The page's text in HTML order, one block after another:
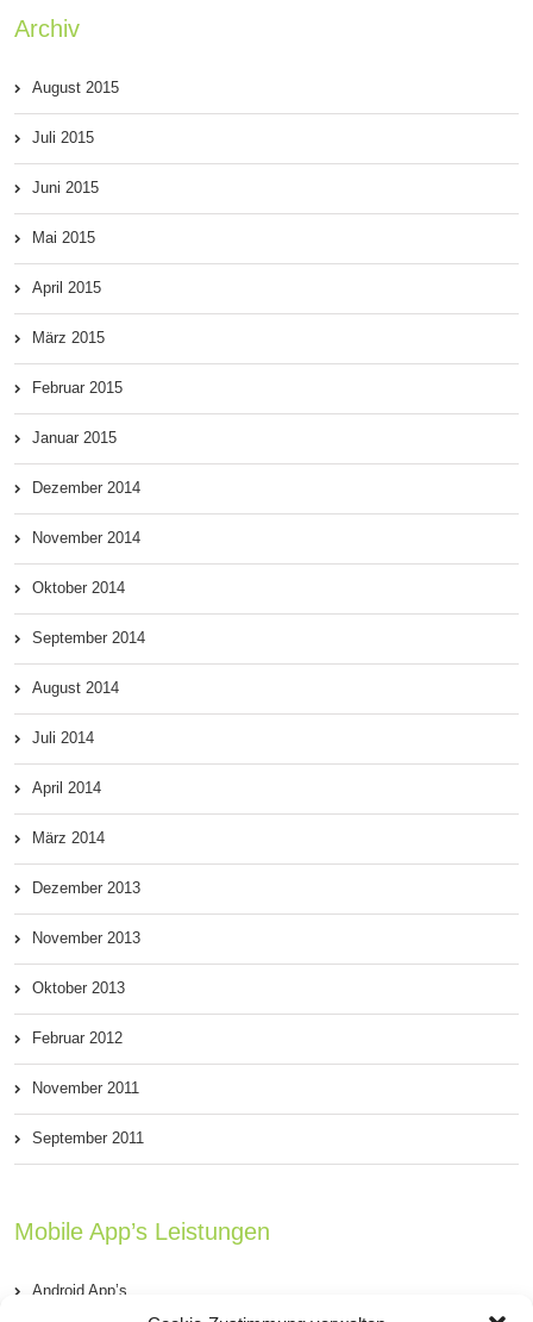
Archiv
August 2015
Juli 2015
Juni 2015
Mai 2015
April 2015
März 2015
Februar 2015
Januar 2015
Dezember 2014
November 2014
Oktober 2014
September 2014
August 2014
Juli 2014
April 2014
März 2014
Dezember 2013
November 2013
Oktober 2013
Februar 2012
November 2011
September 2011
Mobile App’s Leistungen
Android App’s